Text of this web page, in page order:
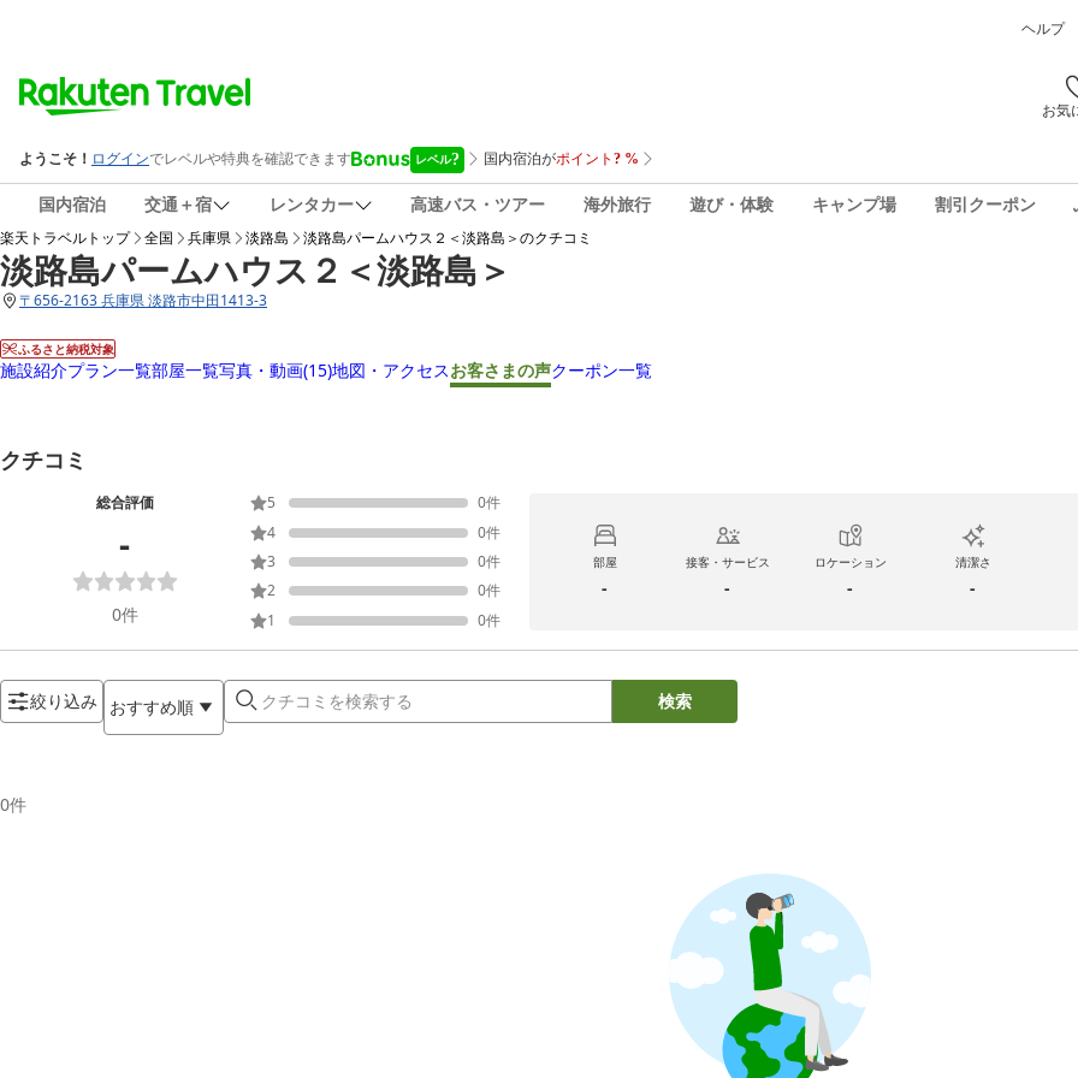
ヘルプ
お気
国内宿泊 交通＋宿 レンタカー 高速バス・ツアー 海外旅行 遊び・体験 キャンプ場 割引クーポン
楽天トラベルトップ 全国 兵庫県 淡路島 淡路島パームハウス２＜淡路島＞のクチコミ
淡路島パームハウス２＜淡路島＞
〒656-2163 兵庫県 淡路市中田1413-3
ふるさと納税対象
施設紹介プラン一覧部屋一覧写真・動画(15)地図・アクセスお客さまの声クーポン一覧
クチコミ
総合評価
-
0件
5 0件
4
0件
3
0件
2
0件
1
0件
部屋
-
接客・サービス
-
ロケーション
-
清潔さ
-
絞り込み おすすめ順 検索
0件